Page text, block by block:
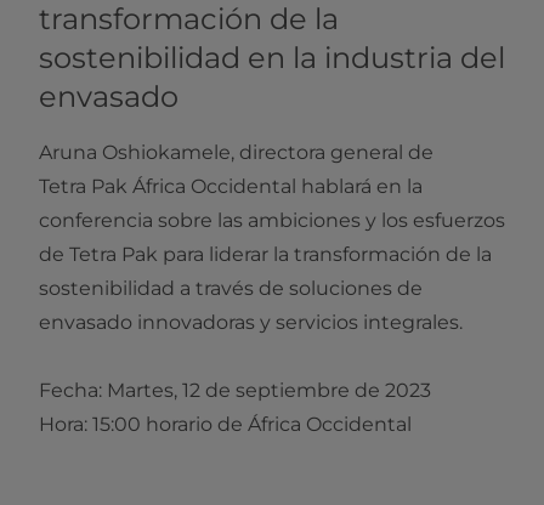
transformación de la
sostenibilidad en la industria del
envasado
Aruna Oshiokamele, directora general de
Tetra Pak África Occidental hablará en la
conferencia sobre las ambiciones y los esfuerzos
de Tetra Pak para liderar la transformación de la
sostenibilidad a través de soluciones de
envasado innovadoras y servicios integrales.
Fecha: Martes, 12 de septiembre de 2023
Hora: 15:00 horario de África Occidental